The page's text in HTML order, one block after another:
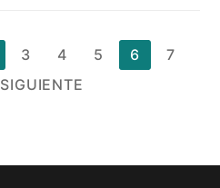
3 4 5 6
7
SIGUIENTE